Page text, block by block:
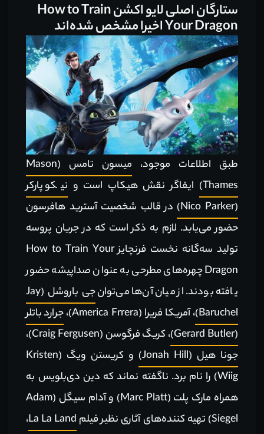
ستارگان اصلی لایو اکشن How to Train
Your Dragon اخیرا مشخص شده‌اند
طبق اطلاعات موجود،
میسون تامس (Mason
Thames) ایفاگر نقش هیکاپ است و نیکو پارکر
(Nico Parker)
در قالب شخصیت آسترید هافرسون
حضور می‌یابد. لازم به ذکر است که در جریان پروسه
تولید سه‌گانه نخست فرنچایز How to Train Your
Dragon چهره‌های مطرحی به عنوان صداپیشه حضور
یافته بودند. از میان آن‌ها می‌توان
جی باروشل (Jay
Baruchel) ، آمریکا فریرا (America Frrera)،
جرارد باتلر
(Gerard Butler)
، کریگ فرگوسن (Craig Fergusen)،
جونا هیل (Jonah Hill)
و کریستن ویگ (Kristen
Wiig) را نام برد. ناگفته نماند که دین دی‌بلویس به
همراه مارک پلت (Marc Platt) و آدام سیگل (Adam
Siegel) تهیه کننده‌های آثاری نظیر فیلم
La La Land،